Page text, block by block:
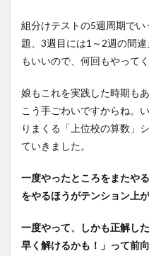
組分けテストの5週周期で
題、3週目には1～2週の間
もいいので、何回もやって
娘もこれを実践した時期も
こう手ごわいですからね。
りまくる「上位校の算数」
ていきました。
一度やったところをまたや
をやるほうがテンション上
一度やって、しかも正解し
早く解けるかも！」って前